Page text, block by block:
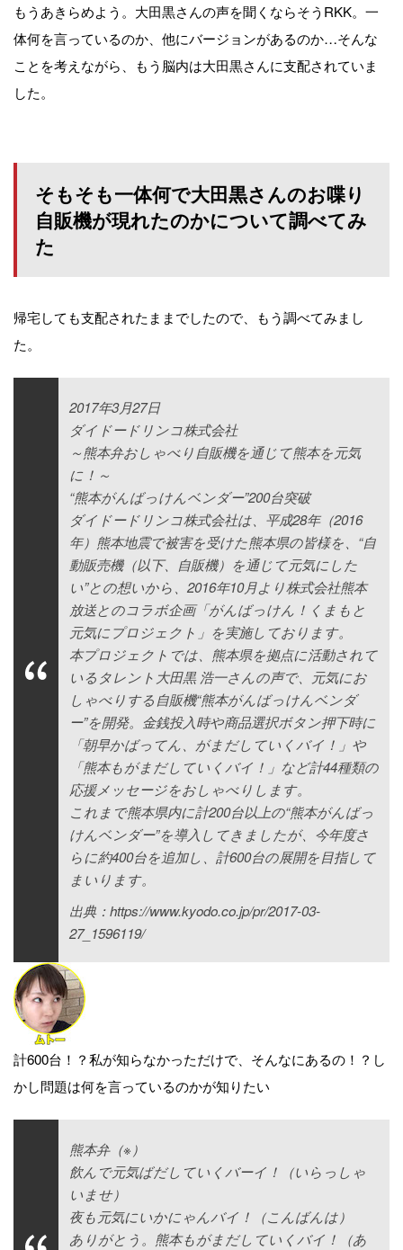
もうあきらめよう。大田黒さんの声を聞くならそうRKK。一
体何を言っているのか、他にバージョンがあるのか…そんな
ことを考えながら、もう脳内は大田黒さんに支配されていま
した。
そもそも一体何で大田黒さんのお喋り
自販機が現れたのかについて調べてみ
た
帰宅しても支配されたままでしたので、もう調べてみまし
た。
2017年3月27日
ダイドードリンコ株式会社
～熊本弁おしゃべり自販機を通じて熊本を元気
に！～
“熊本がんばっけんベンダー”200台突破
ダイドードリンコ株式会社は、平成28年（2016
年）熊本地震で被害を受けた熊本県の皆様を、“自
動販売機（以下、自販機）を通じて元気にした
い”との想いから、2016年10月より株式会社熊本
放送とのコラボ企画「がんばっけん！くまもと
元気にプロジェクト」を実施しております。
本プロジェクトでは、熊本県を拠点に活動されて
いるタレント大田黒 浩一さんの声で、元気にお
しゃべりする自販機“熊本がんばっけんベンダ
ー”を開発。金銭投入時や商品選択ボタン押下時に
「朝早かばってん、がまだしていくバイ！」や
「熊本もがまだしていくバイ！」など計44種類の
応援メッセージをおしゃべりします。
これまで熊本県内に計200台以上の“熊本がんばっ
けんベンダー”を導入してきましたが、今年度さ
らに約400台を追加し、計600台の展開を目指して
まいります。
出典：https://www.kyodo.co.jp/pr/2017-03-
27_1596119/
計600台！？私が知らなかっただけで、そんなにあるの！？し
かし問題は何を言っているのかが知りたい
熊本弁（※）
飲んで元気ばだしていくバーイ！（いらっしゃ
いませ）
夜も元気にいかにゃんバイ！（こんばんは）
ありがとう。熊本もがまだしていくバイ！（あ